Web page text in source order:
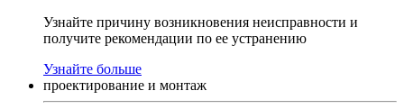
Узнайте причину возникновения неисправности и
получите рекомендации по ее устранению
Узнайте больше
проектирование и монтаж